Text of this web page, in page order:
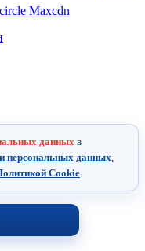
Maxcdn
данных в
персональных данных,
Cookie.